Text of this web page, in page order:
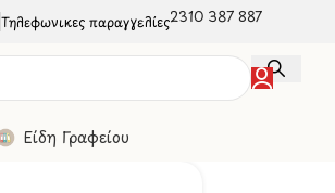
Τηλεφωνικές παραγγελίες2310 387 887
Είδη Γραφείου